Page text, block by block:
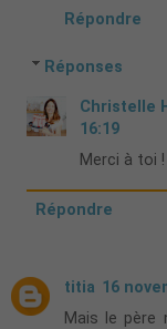
Répondre
Réponses
Christelle
16:19
Merci à toi !
Répondre
titia 16
Mais le père